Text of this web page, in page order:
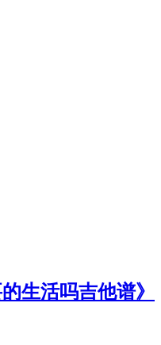
生活吗吉他谱》